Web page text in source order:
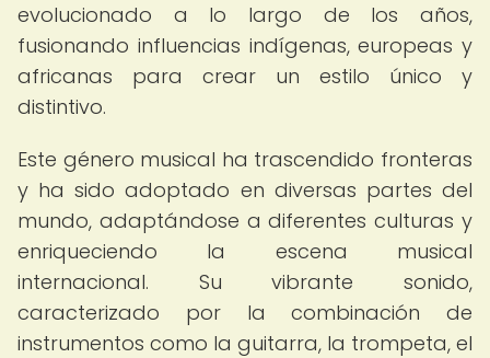
evolucionado a lo largo de los años,
fusionando influencias indígenas, europeas y
africanas para crear un estilo único y
distintivo.
Este género musical ha trascendido fronteras
y ha sido adoptado en diversas partes del
mundo, adaptándose a diferentes culturas y
enriqueciendo la escena musical
internacional. Su vibrante sonido,
caracterizado por la combinación de
instrumentos como la guitarra, la trompeta, el